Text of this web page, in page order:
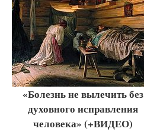
«Болезнь не вылечить без
духовного исправления
человека» (+ВИДЕО)